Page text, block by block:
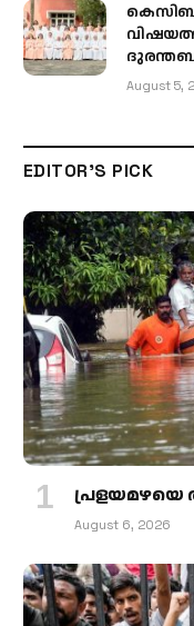
August 5,
EDITOR'S PICK
പ്രളയമഴയെ
August 6, 2026